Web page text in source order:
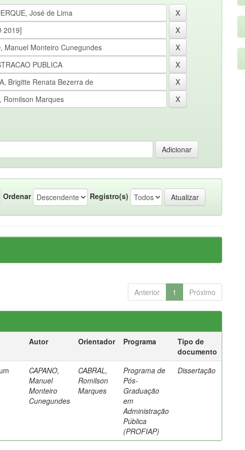
Ordenar Registro(s)
Anterior 1 Próximo
Autor Orientador Programa
Tipo de
documento
CAPANO,
Manuel
Monteiro
Cunegundes
CABRAL,
Romilson
Marques
Programa de
Pós-
Graduação
em
Administração
Pública
(PROFIAP)
Dissertação